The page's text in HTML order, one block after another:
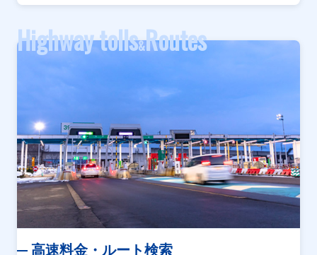
Highway tolls&Routes
高速料金・ルート検索